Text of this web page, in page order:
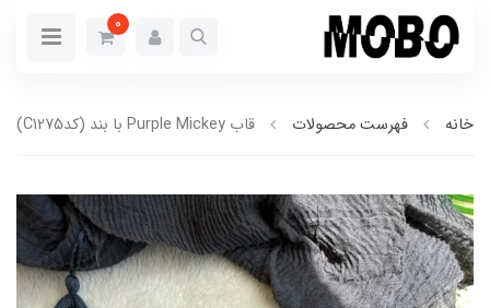
0
خانه فهرست محصولات قاب Purple Mickey با بند (کدC1275)